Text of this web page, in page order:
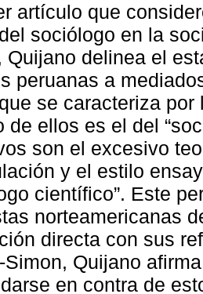
artículo que
sociólogo en la
Quijano delinea el
peruanas a
se caracteriza
de ellos es el del
son el excesivo
y el estilo
científico”. Este
norteamericanas
directa con sus
Simon, Quijano
en contra de